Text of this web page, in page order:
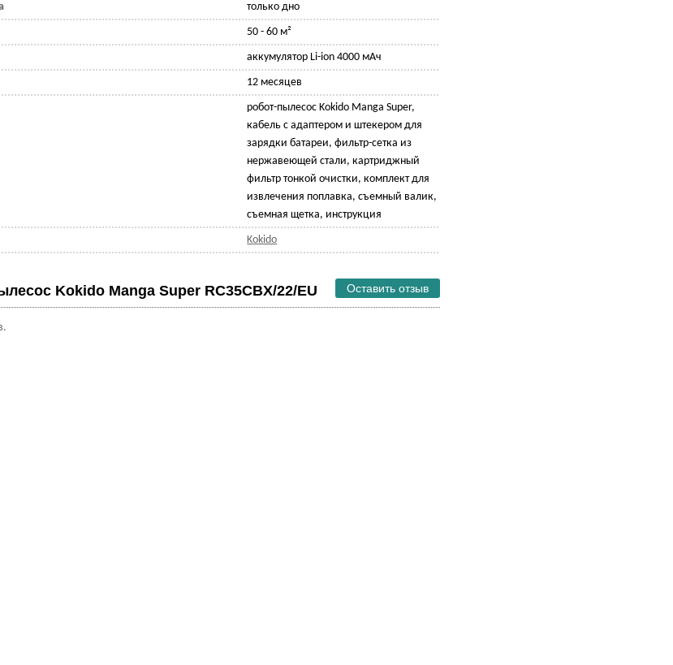
только дно
50 - 60 м²
аккумулятор Li-ion 4000 мАч
12 месяцев
робот-пылесос Kokido Manga Super,
кабель с адаптером и штекером для
зарядки батареи, фильтр-сетка из
нержавеющей стали, картриджный
фильтр тонкой очистки, комплект для
извлечения поплавка, съемный валик,
съемная щетка, инструкция
Kokido
Kokido Manga Super RC35CBX/22/EU Оставить отзыв